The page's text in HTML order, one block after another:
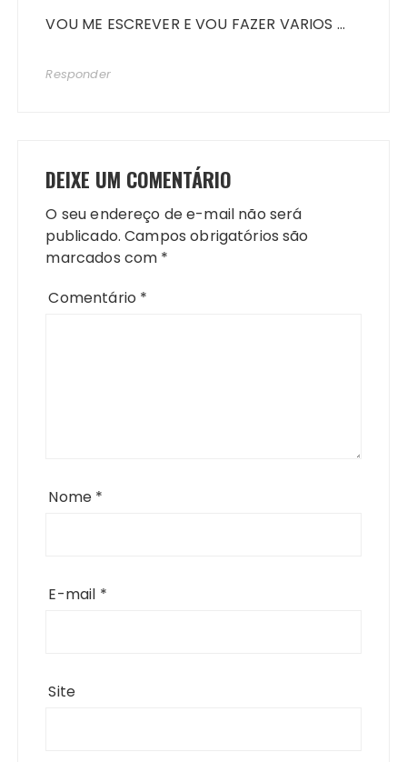
VOU ME ESCREVER E VOU FAZER VARIOS …
Responder
DEIXE UM COMENTÁRIO
O seu endereço de e-mail não será
publicado. Campos obrigatórios são
marcados com *
Comentário *
Nome *
E-mail *
Site